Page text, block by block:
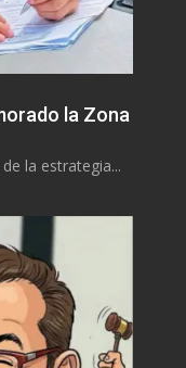
la Zona
la estrategia...